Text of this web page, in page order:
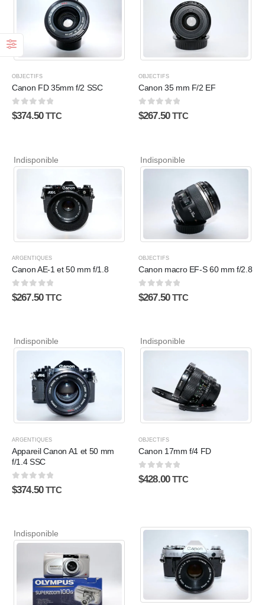
OBJECTIFS
Canon FD 35mm f/2 SSC
0sur 5
$374.50 TTC
OBJECTIFS
Canon 35 mm F/2 EF
0sur 5
$267.50 TTC
Indisponible
ARGENTIQUES
Canon AE-1 et 50 mm f/1.8
0sur 5
$267.50 TTC
Indisponible
OBJECTIFS
Canon macro EF-S 60 mm f/2.8
0sur 5
$267.50 TTC
Indisponible
ARGENTIQUES
Appareil Canon A1 et 50 mm
f/1.4 SSC
0sur 5
$374.50 TTC
Indisponible
OBJECTIFS
Canon 17mm f/4 FD
0 sur 5
$428.00 TTC
Indisponible